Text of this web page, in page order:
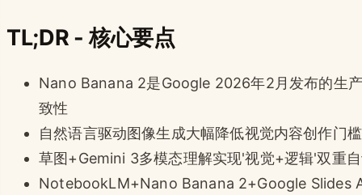
TL;DR - 核心要点
Nano Banana 2是Google 2026年2月发布的生
致性
自然语言驱动图像生成大幅降低视觉内容创作门
草图+Gemini 3多模态理解实现'视觉+逻辑'双重
NotebookLM+Nano Banana 2+Google Slides